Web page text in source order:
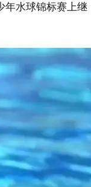
年水球锦标赛上继